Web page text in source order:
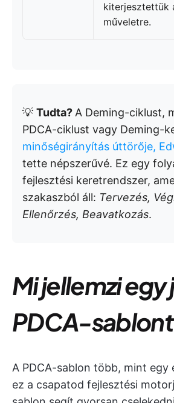
kiterjesztettük
műveletre.
💡 Tudta? A Deming-ciklust,
PDCA-ciklust vagy Deming-
minőségirányítás úttörője,
tette népszerűvé. Ez egy
fejlesztési keretrendszer,
szakaszból áll: Tervezés,
Ellenőrzés, Beavatkozás.
Mi jellemzi egy
PDCA-
A PDCA-sablon több, mint egy
ez a csapatod fejlesztési